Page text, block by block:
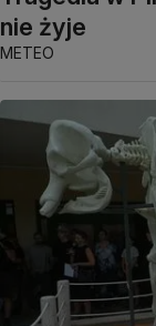
nie żyje
METEO